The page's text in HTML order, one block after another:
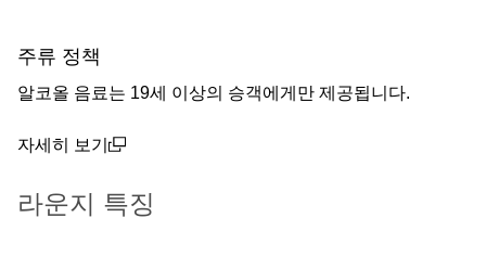
주류 정책
알코올 음료는 19세 이상의 승객에게만 제공됩니다.
자세히 보기
라운지 특징